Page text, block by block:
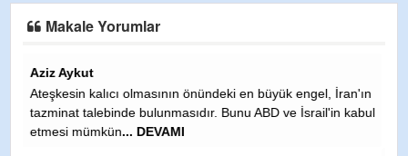
Makale Yorumlar
kabul
Fatih Öz
Müthiş, gerçekçi bir analiz. Keşke ulusal basında da bu yazı
çıksa ve tüm siyasiler ile geniş kesimlerin bilgisi olsa, bunlar
tarafından d... DEVAMI